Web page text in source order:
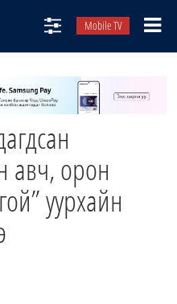
Mobile TV
авч, орон
уурхайн